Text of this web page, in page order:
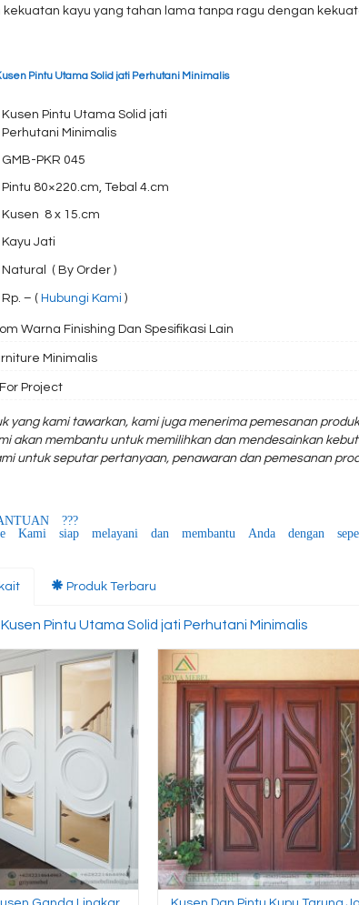
kayu yang tahan lama tanpa ragu dengan
Pintu Utama Solid jati Perhutani Minimalis
Kusen Pintu Utama Solid jati
Perhutani Minimalis
GMB-PKR 045
Pintu 80×220.cm, Tebal 4.cm
Kusen 8 x 15.cm
Kayu Jati
Natural ( By Order )
Rp. – ( Hubungi Kami )
Warna Finishing Dan Spesifikasi Lain
Minimalis
Project
yang kami tawarkan, kami juga menerima pemesanan
akan membantu untuk memilihkan dan mendesainkan
untuk seputar pertanyaan, penawaran dan pemesanan
???
Kami siap melayani dan membantu Anda dengan
Produk Terbaru
Pintu Utama Solid jati Perhutani Minimalis